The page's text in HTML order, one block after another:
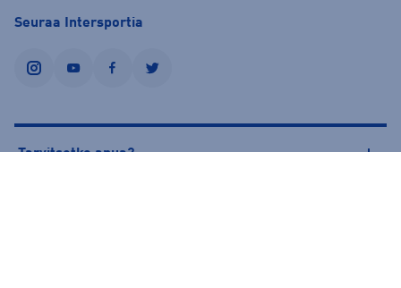
Seuraa Intersportia
instagramyoutubefacebooktwitter
Tarvitsetko apua?